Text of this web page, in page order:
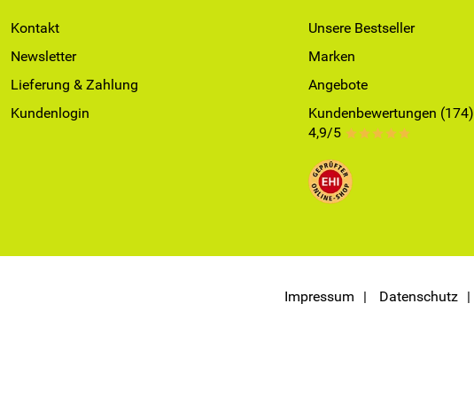
Kontakt
Newsletter
Lieferung & Zahlung
Kundenlogin
Unsere Bestseller
Marken
Angebote
Kundenbewertungen (174)
4,9/5 *****
Impressum Datenschutz